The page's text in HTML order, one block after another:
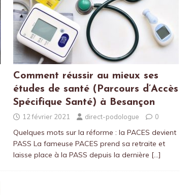
Comment réussir au mieux ses
études de santé (Parcours d’Accès
Spécifique Santé) à Besançon
12 février 2021 direct-podologue 0
Quelques mots sur la réforme : la PACES devient
PASS La fameuse PACES prend sa retraite et
laisse place à la PASS depuis la dernière […]